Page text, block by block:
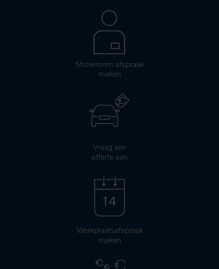
Showroom afspraak
maken
Vraag een
offerte aan
Werkplaatsafspraak
maken